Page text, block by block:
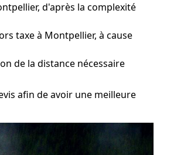
d'après la complexité
taxe à Montpellier, à cause
de la distance nécessaire
afin de avoir une meilleure